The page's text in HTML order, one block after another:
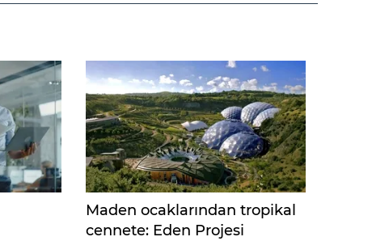
Maden ocaklarından tropikal
cennete: Eden Projesi